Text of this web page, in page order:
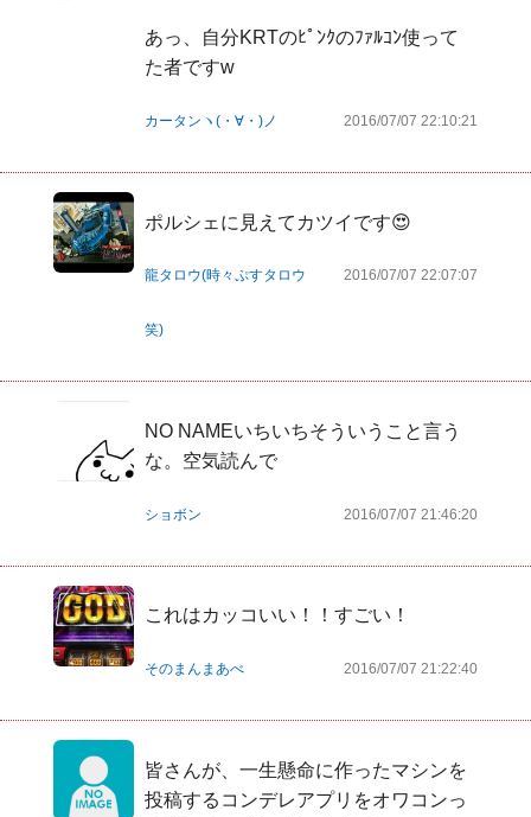
あっ、自分KRTのﾋﾟﾝｸのﾌｧﾙｺﾝ使って
カータンヽ(・∀・)ノ 2016/07/07 22:10:21
ポルシェに見えてカツイです😍
龍タロウ(時々ぷすタロウ
笑)
2016/07/07 22:07:07
NO NAMEいちいちそういうこと言う
な。空気読んで
ショボン 2016/07/07 21:46:20
これはカッコいい！！すごい！
そのまんまあべ 2016/07/07 21:22:40
皆さんが、一生懸命に作ったマシンを
投稿するコンデレアプリをオワコンっ